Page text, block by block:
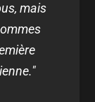
mais